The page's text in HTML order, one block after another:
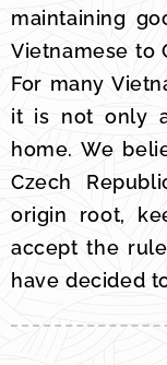
maintaining
Vietnamese to
For many
it is not only
home. We
Czech
origin root,
accept the
have decided